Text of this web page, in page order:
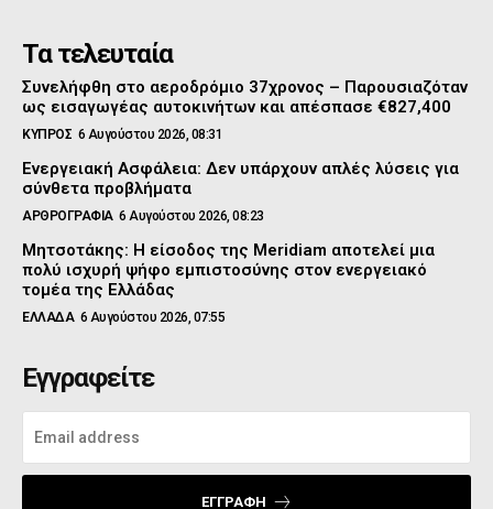
Τα τελευταία
Συνελήφθη στο αεροδρόμιο 37χρονος – Παρουσιαζόταν
ως εισαγωγέας αυτοκινήτων και απέσπασε €827,400
ΚΥΠΡΟΣ 6 Αυγούστου 2026, 08:31
Ενεργειακή Ασφάλεια: Δεν υπάρχουν απλές λύσεις για
σύνθετα προβλήματα
ΑΡΘΡΟΓΡΑΦΙΑ 6 Αυγούστου 2026, 08:23
Μητσοτάκης: Η είσοδος της Meridiam αποτελεί μια
πολύ ισχυρή ψήφο εμπιστοσύνης στον ενεργειακό
τομέα της Ελλάδας
ΕΛΛΑΔΑ 6 Αυγούστου 2026, 07:55
Εγγραφείτε
ΕΓΓΡΑΦΉ